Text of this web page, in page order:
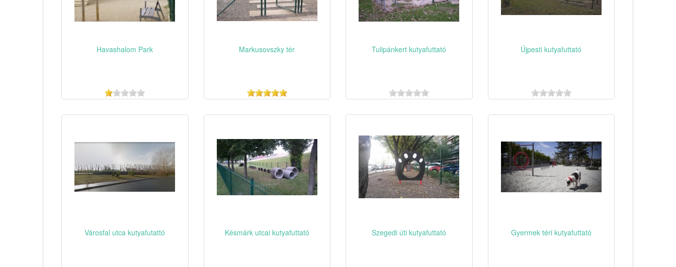
Havashalom Park Markusovszky tér Tulipánkert kutyafuttató Újpesti kutyafuttató
Városfal utca kutyafutattó Késmárk utcai kutyafuttató Szegedi úti kutyafuttató Gyermek téri kutyafuttató